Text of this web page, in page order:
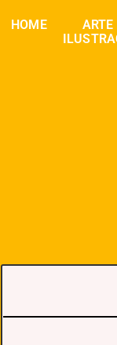
HOME
ARTE